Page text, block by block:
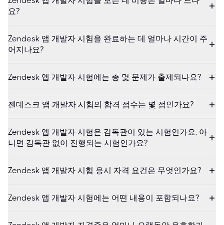
요?
Zendesk 앱 개발자 시험을 완료하는 데 얼마나 시간이 주
어지나요?
Zendesk 앱 개발자 시험에는 총 몇 문제가 출제되나요?
젠데스크 앱 개발자 시험의 합격 점수는 몇 점인가요?
Zendesk 앱 개발자 시험은 감독관이 있는 시험인가요, 아
니면 감독관 없이 진행되는 시험인가요?
Zendesk 앱 개발자 시험 응시 자격 요건은 무엇인가요?
Zendesk 앱 개발자 시험에는 어떤 내용이 포함되나요?